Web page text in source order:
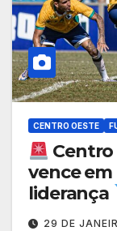
CENTRO OESTE
Centro
vence
liderança
para o
29 DE